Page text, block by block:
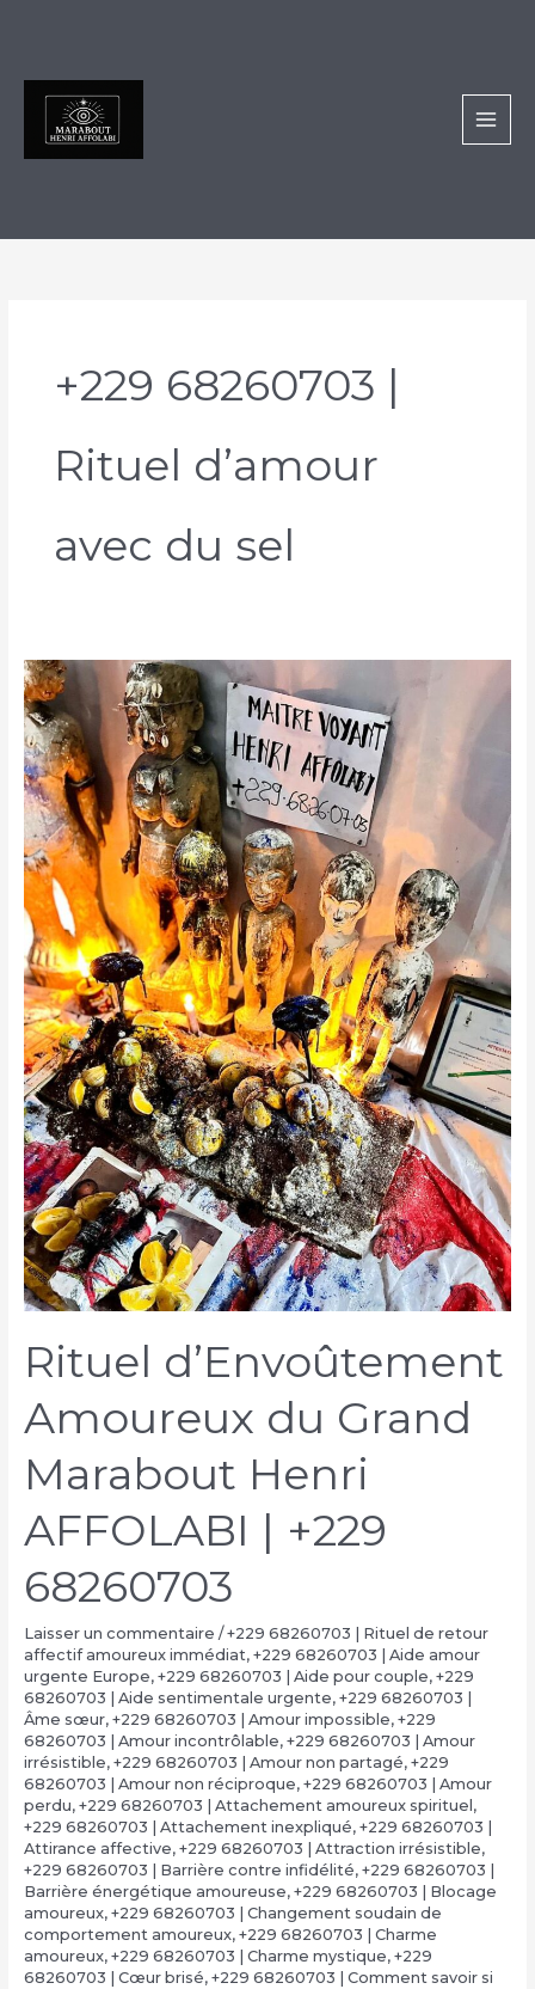
+229 68260703 |
Rituel d’amour
avec du sel
Rituel d’Envoûtement
Amoureux du Grand
Marabout Henri
AFFOLABI | +229
68260703
Laisser un commentaire /+229 68260703 | Rituel de retour
affectif amoureux immédiat, +229 68260703 | Aide amour
urgente Europe, +229 68260703 | Aide pour couple, +229
68260703 | Aide sentimentale urgente, +229 68260703 |
Âme sœur, +229 68260703 | Amour impossible, +229
68260703 | Amour incontrôlable, +229 68260703 | Amour
irrésistible, +229 68260703 | Amour non partagé, +229
68260703 | Amour non réciproque, +229 68260703 | Amour
perdu, +229 68260703 | Attachement amoureux spirituel ,
+229 68260703 | Attachement inexpliqué, +229 68260703 |
Attirance affective, +229 68260703 | Attraction irrésistible,
+229 68260703 | Barrière contre infidélité, +229 68260703 |
Barrière énergétique amoureuse, +229 68260703 | Blocage
amoureux, +229 68260703 | Changement soudain de
comportement amoureux, +229 68260703 | Charme
amoureux, +229 68260703 | Charme mystique, +229
68260703 | Cœur brisé, +229 68260703 | Comment savoir si